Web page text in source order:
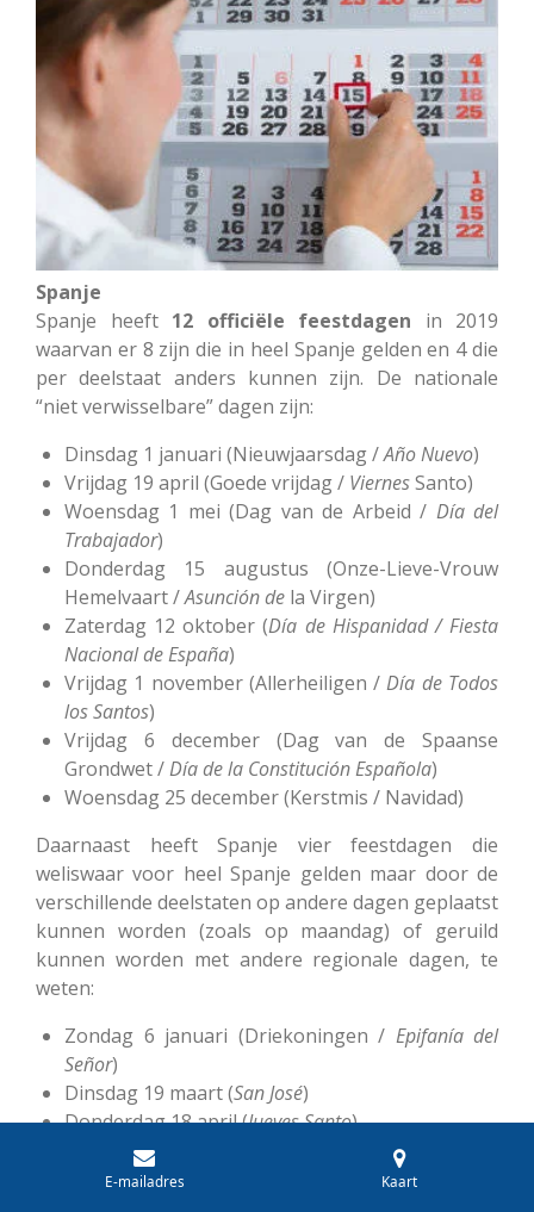
Spanje
Spanje heeft 12 officiële feestdagen in 2019
waarvan er 8 zijn die in heel Spanje gelden en 4 die
per deelstaat anders kunnen zijn. De nationale
“niet verwisselbare” dagen zijn:
Dinsdag 1 januari (Nieuwjaarsdag /AñoNuevo)
Vrijdag 19 april (Goede vrijdag / ViernesSanto)
Woensdag 1 mei (Dag van de Arbeid / Día del
Trabajador)
Donderdag 15 augustus (Onze-Lieve-Vrouw
Hemelvaart /Asunciónde la Virgen)
Zaterdag 12 oktober (Día de Hispanidad / Fiesta
Nacional de España)
Vrijdag 1 november (Allerheiligen /Día de Todos
losSantos)
Vrijdag 6 december (Dag van de Spaanse
Grondwet /Día de la Constitución Española)
Woensdag 25 december (Kerstmis / Navidad)
Daarnaast heeft Spanje vier feestdagen die
weliswaar voor heel Spanje gelden maar door de
verschillende deelstaten op andere dagen geplaatst
kunnen worden (zoals op maandag) of geruild
kunnen worden met andere regionale dagen, te
weten:
Zondag 6 januari (Driekoningen / Epifanía del
Señor)
Dinsdag 19 maart (SanJosé)
Donderdag 18 april (JuevesSanto)
Zondag 8 december (
Concepción
E-mailadres Kaart